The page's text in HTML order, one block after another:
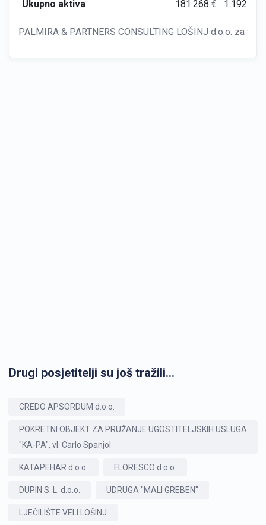
Ukupno aktiva
181.268€
PALMIRA & PARTNERS CONSULTING LOŠINJ d.o.o. za
Drugi posjetitelji su još tražili...
CREDO APSORDUM d.o.o.
POKRETNI OBJEKT ZA PRUŽANJE UGOSTITELJSKIH USLUGA
"KA-PA", vl. Carlo Spanjol
KATAPEHAR d.o.o. FLORESCO d.o.o.
DUPIN S. L. d.o.o. UDRUGA "MALI GREBEN"
LJEČILIŠTE VELI LOŠINJ